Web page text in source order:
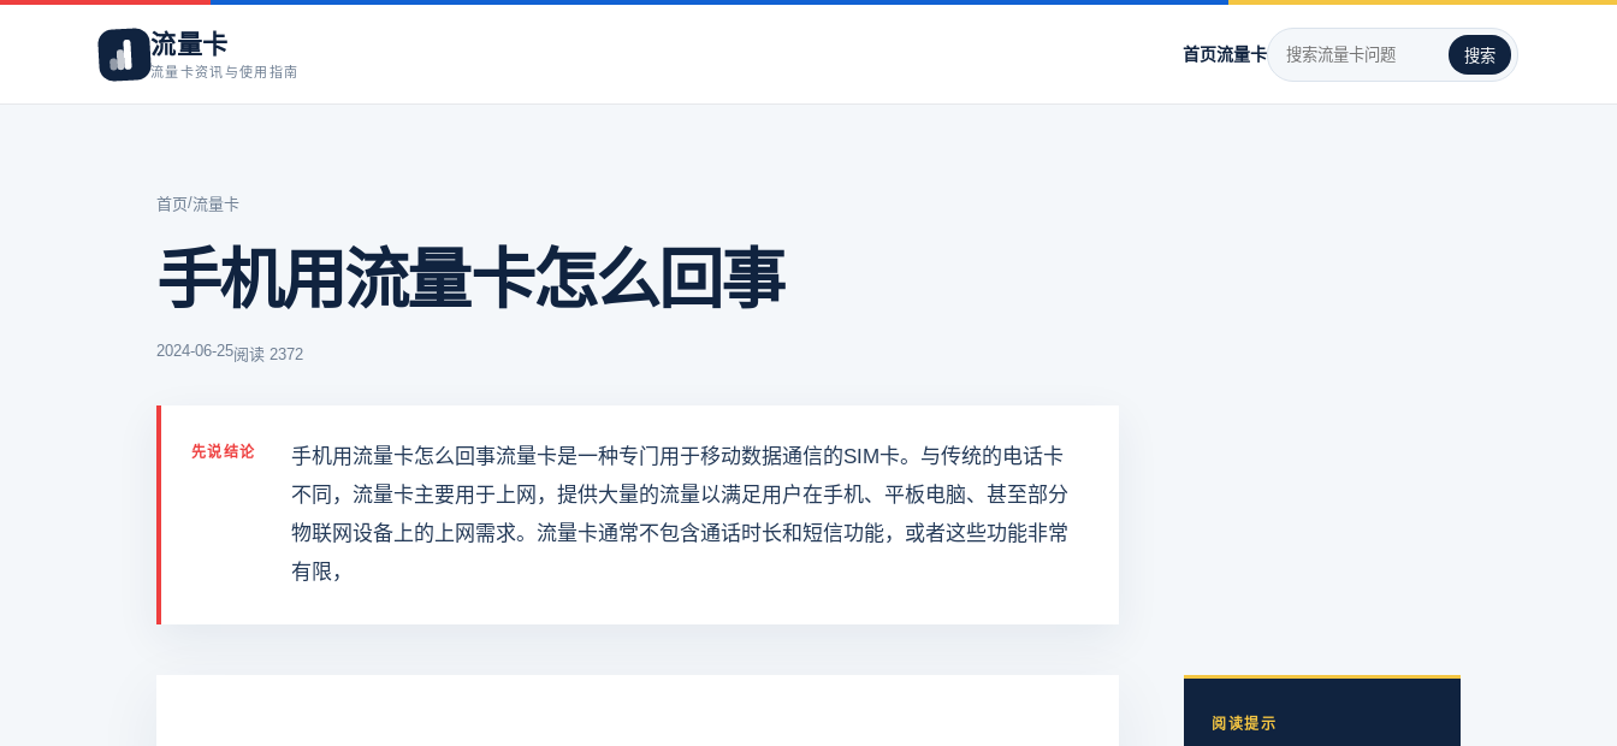
流量卡
流量卡资讯与使用指南
首页流量卡 搜索
首页/流量卡
手机用流量卡怎么回事
2024-06-25阅读 2372
先说结论
手机用流量卡怎么回事流量卡是一种专门用于移动数据通信的SIM卡。与传统的电话卡
不同，流量卡主要用于上网，提供大量的流量以满足用户在手机、平板电脑、甚至部分
物联网设备上的上网需求。流量卡通常不包含通话时长和短信功能，或者这些功能非常
有限，
阅读提示